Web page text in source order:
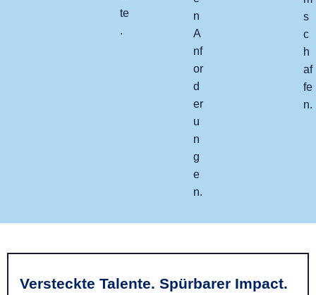
te
.
n
A
nf
or
d
er
u
n
g
e
n.
s
c
h
af
fe
n.
Versteckte Talente. Spürbarer Impact.